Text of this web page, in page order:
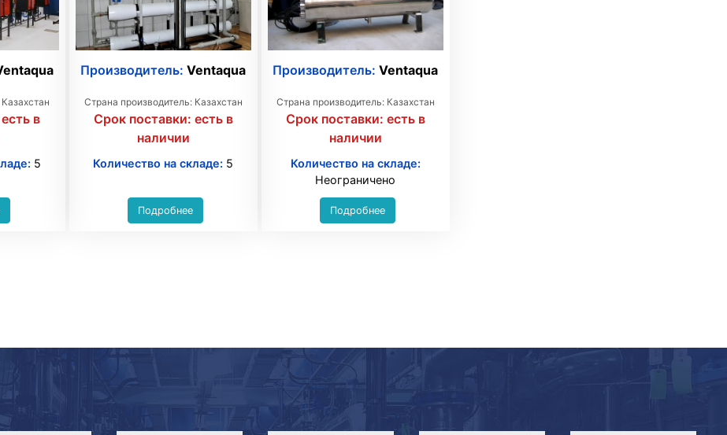
есть в
5
Производитель:Ventaqua
Страна производитель: Казахстан
Срок поставки: есть в
наличии
Количество на складе: 5
Подробнее
Производитель:Ventaqua
Страна производитель: Казахстан
Срок поставки: есть в
наличии
Количество на складе:
Неограничено
Подробнее